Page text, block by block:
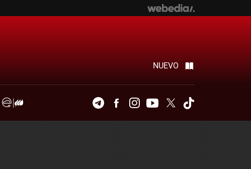
NUEVO
TelegramFacebookInstagramYoutubeTwitter